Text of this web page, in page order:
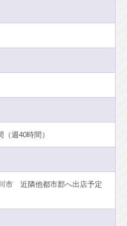
週40時間）
市 近隣他都市郡へ出店予定